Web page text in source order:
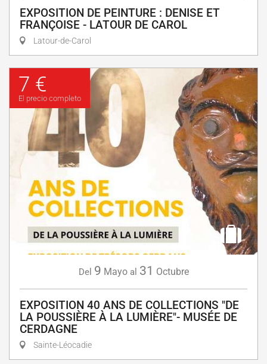
EXPOSITION DE PEINTURE : DENISE ET
FRANÇOISE - LATOUR DE CAROL
Latour-de-Carol
7 €
El precio completo
Del 9 Mayo al 31 Octubre
EXPOSITION 40 ANS DE COLLECTIONS "DE
LA POUSSIÈRE À LA LUMIÈRE"- MUSÉE DE
CERDAGNE
Sainte-Léocadie